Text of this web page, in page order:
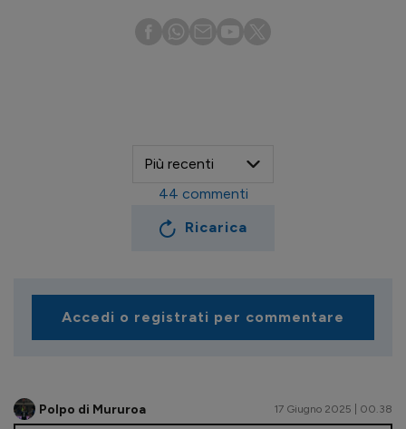
Ricarica
44 commenti
Accedi o registrati per commentare
Polpo di Mururoa 17 Giugno 2025 | 00.38